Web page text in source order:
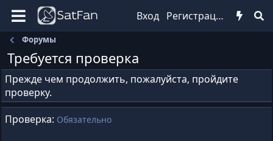
Вход Регистрация
Форумы
Требуется проверка
Прежде чем продолжить, пожалуйста, пройдите
проверку.
Проверка Обязательно